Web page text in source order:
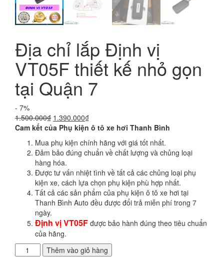
Địa chỉ lắp Định vị
VT05F thiết kế nhỏ gọn
tại Quận 7
- 7%
1.500.000₫ Giá
gốc
1.500.000₫.
1.390.000₫Giá
hiện
là:
1.390.000₫.
Cam kết của Phụ kiện ô tô xe hơi Thanh Bình
Mua phụ kiện chính hãng với giá tốt nhất.
Đảm bảo đúng chuẩn về chất lượng và chủng loại
hàng hóa.
Được tư vấn nhiệt tình về tất cả các chủng loại phụ
kiện xe, cách lựa chọn phụ kiện phù hợp nhất.
Tất cả các sản phẩm của phụ kiện ô tô xe hơi tại
Thanh Bình Auto đều được đổi trả miễn phí trong 7
ngày.
Định vị VT05F được bảo hành đúng theo tiêu chuẩn
của hãng.
chỉ
Thêm vào giỏ hàng